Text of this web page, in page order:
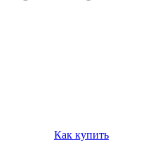
Как купить